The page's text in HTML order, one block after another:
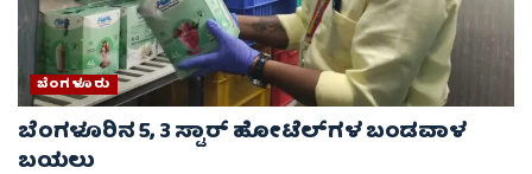
ಬೆಂಗಳೂರು
ಬೆಂಗಳೂರಿನ 5, 3 ಸ್ಟಾರ್​​​​ ಹೋಟೆಲ್​​​​ಗಳ ಬಂಡವಾಳ
ಬಯಲು